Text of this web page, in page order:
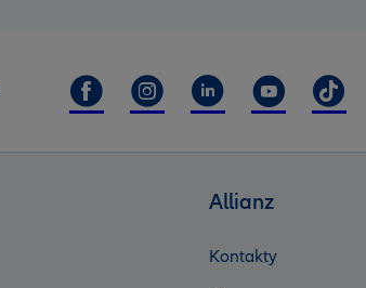
Allianz
Kontakty